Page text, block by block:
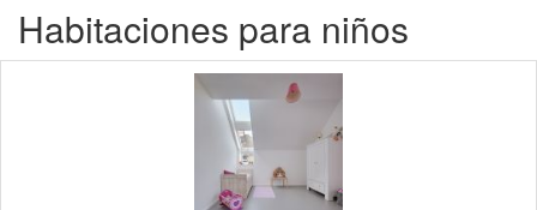
Habitaciones para niños